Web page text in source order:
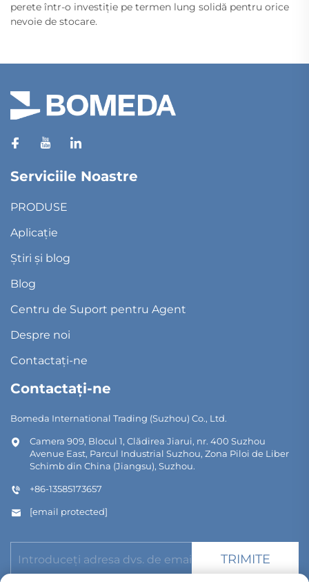
perete într-o investiție pe termen lung solidă pentru orice
nevoie de stocare.
Serviciile Noastre
PRODUSE
Aplicație
Știri și blog
Blog
Centru de Suport pentru Agent
Despre noi
Contactați-ne
Contactați-ne
Bomeda International Trading (Suzhou) Co., Ltd.
Camera 909, Blocul 1, Clădirea Jiarui, nr. 400 Suzhou
Avenue East, Parcul Industrial Suzhou, Zona Piloi de Liber
Schimb din China (Jiangsu), Suzhou.
+86-13585173657
[email protected]
TRIMITE